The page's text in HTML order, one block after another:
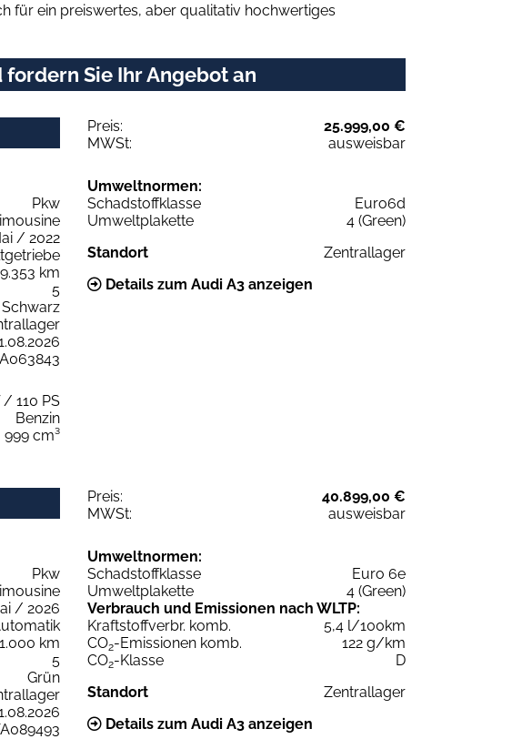
für ein preiswertes, aber qualitativ hochwertiges
Sie Ihr Angebot an
Preis:
25.999,00 €
MWSt:
ausweisbar
Pkw
/ 2022
km
5
Schwarz
A063843
/ 110 PS
Benzin
999 cm³
Umweltnormen:
Schadstoffklasse
Euro6d
Umweltplakette
4 (Green)
Standort
Zentrallager
Details zum Audi A3 anzeigen
Preis:
40.899,00 €
MWSt:
ausweisbar
Pkw
/ 2026
1.000 km
5
Grün
Umweltnormen:
Schadstoffklasse
Euro 6e
Umweltplakette
4 (Green)
Verbrauch und Emissionen nach WLTP:
Kraftstoffverbr. komb.
5,4 l/100km
CO2-Emissionen komb.
122 g/km
CO2-Klasse
D
Standort
Zentrallager
Details zum Audi A3 anzeigen